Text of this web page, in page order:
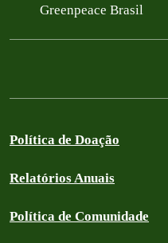
Greenpeace Brasil
Política de Doação
Relatórios Anuais
Política de Comunidade